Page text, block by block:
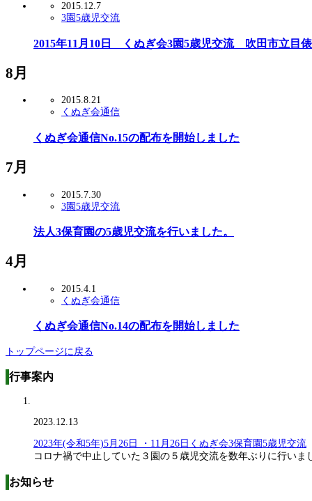
2015.12.7
3園5歳児交流
2015年11月10日 くぬぎ会3園5歳児交流 吹田市立目
8月
2015.8.21
くぬぎ会通信
くぬぎ会通信No.15の配布を開始しました
7月
2015.7.30
3園5歳児交流
法人3保育園の5歳児交流を行いました。
4月
2015.4.1
くぬぎ会通信
くぬぎ会通信No.14の配布を開始しました
トップページに戻る
行事案内
2023.12.13
2023年(令和5年)5月26日 ・11月26日くぬぎ会3保育園5歳児交流
コロナ禍で中止していた３園の５歳児交流を数年ぶりに行いま
お知らせ